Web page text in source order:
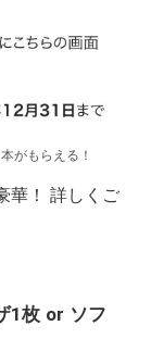
がもらえる！
華！ 詳しくご
1枚 or ソフ